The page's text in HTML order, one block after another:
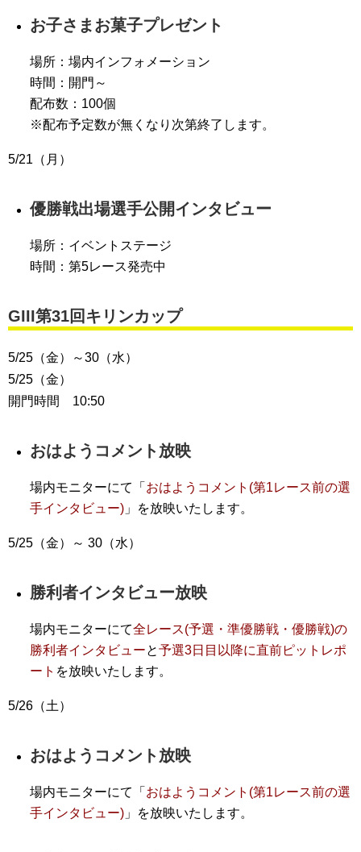
お子さまお菓子プレゼント
場所：場内インフォメーション
時間：開門～
配布数：100個
※配布予定数が無くなり次第終了します。
5/21（月）
優勝戦出場選手公開インタビュー
場所：イベントステージ
時間：第5レース発売中
GIII第31回キリンカップ
5/25（金）～30（水）
5/25（金）
開門時間 10:50
おはようコメント放映
場内モニターにて「 おはようコメント(第1レース前の選
手インタビュー) 」を放映いたします。
5/25（金）～ 30（水）
勝利者インタビュー放映
場内モニターにて全レース(予選・準優勝戦・優勝戦)の
勝利者インタビューと予選3日目以降に直前ピットレポ
ート を放映いたします。
5/26（土）
おはようコメント放映
場内モニターにて「 おはようコメント(第1レース前の選
手インタビュー) 」を放映いたします。